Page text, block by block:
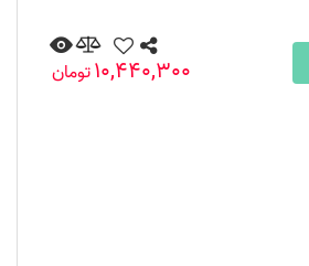
10,440,300تومان